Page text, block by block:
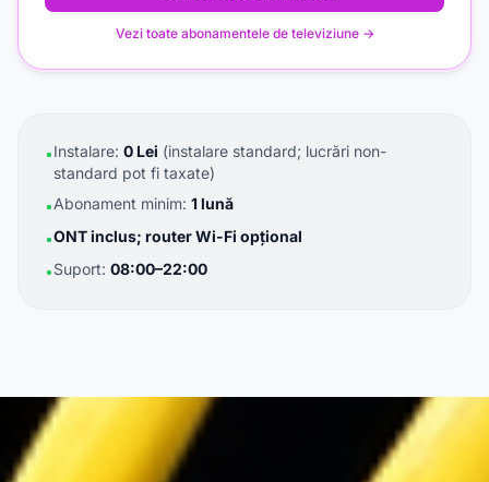
Vezi toate abonamentele de televiziune →
•Instalare: 0 Lei (instalare standard; lucrări non-
standard pot fi taxate)
•Abonament minim: 1 lună
•ONT inclus; router Wi-Fi opțional
•Suport: 08:00–22:00